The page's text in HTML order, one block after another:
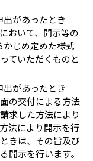
があったとき
おいて、開示等の
じめ定めた様式
ていただくものと
があったとき
の交付による方法
求した方法により
法により開示を行
きは、その旨及び
開示を行います。